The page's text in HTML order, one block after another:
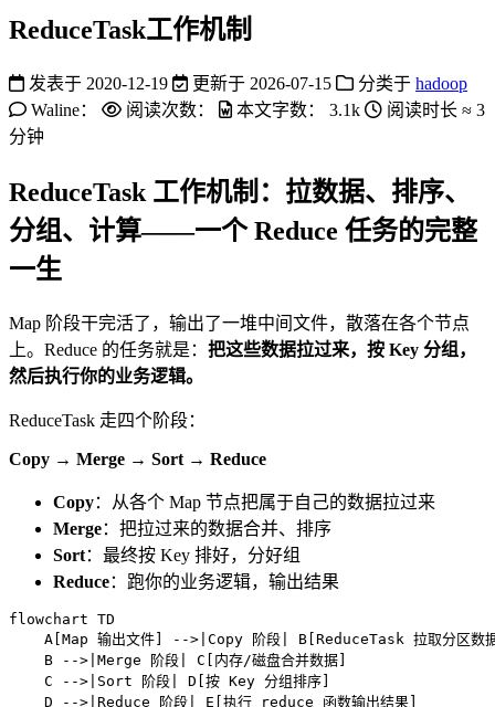
ReduceTask工作机制
发表于 2020-12-19 更新于 2026-07-15 分类于 hadoop
Waline：
阅读次数： 本文字数： 3.1k 阅读时长 ≈ 3
分钟
ReduceTask 工作机制：拉数据、排序、
分组、计算——一个 Reduce 任务的完整
一生
Map 阶段干完活了，输出了一堆中间文件，散落在各个节点
上。Reduce 的任务就是： 把这些数据拉过来，按 Key 分组，
然后执行你的业务逻辑。
ReduceTask 走四个阶段：
Copy → Merge → Sort → Reduce
Copy：从各个 Map 节点把属于自己的数据拉过来
Merge：把拉过来的数据合并、排序
Sort：最终按 Key 排好，分好组
Reduce：跑你的业务逻辑，输出结果
flowchart TD
A[Map 输出文件] -->|Copy 阶段| B[ReduceTask 拉取分区
    B -->|Merge 阶段| C[内存/磁盘合并数据]
    C -->|Sort 阶段| D[按 Key 分组排序]
    D -->|Reduce 阶段| E[执行 reduce 函数输出结果]